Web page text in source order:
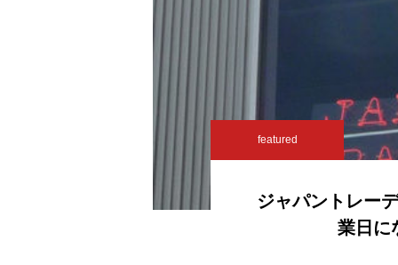
featured
ジャパントレー
業日に